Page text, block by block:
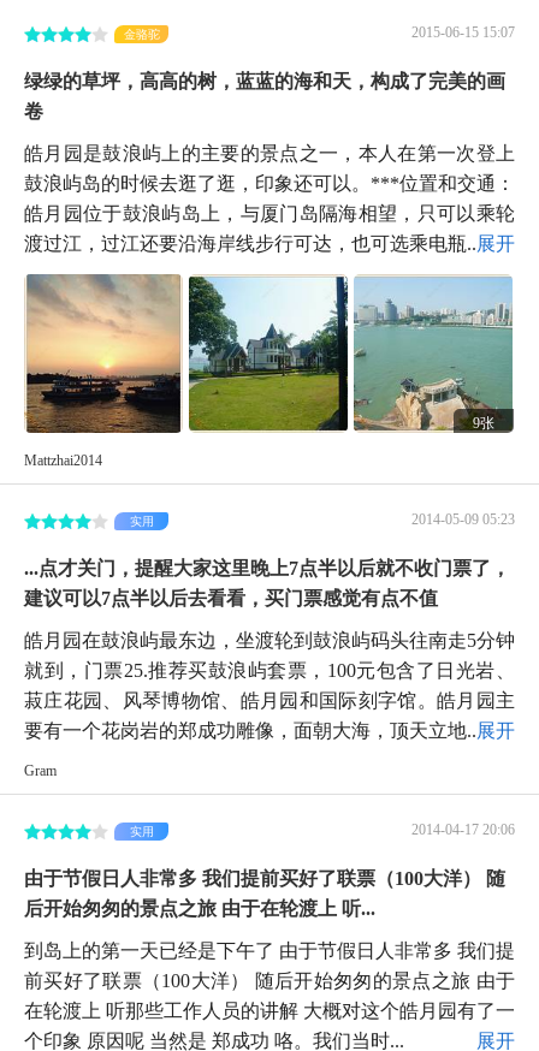
2015-06-15 15:07
金骆驼
绿绿的草坪，高高的树，蓝蓝的海和天，构成了完美的画
卷
皓月园是鼓浪屿上的主要的景点之一，本人在第一次登上
鼓浪屿岛的时候去逛了逛，印象还可以。***位置和交通：
皓月园位于鼓浪屿岛上，与厦门岛隔海相望，只可以乘轮
渡过江，过江还要沿海岸线步行可达，也可选乘电瓶...展开
9张
Mattzhai2014
2014-05-09 05:23
实用
...点才关门，提醒大家这里晚上7点半以后就不收门票了，
建议可以7点半以后去看看，买门票感觉有点不值
皓月园在鼓浪屿最东边，坐渡轮到鼓浪屿码头往南走5分钟
就到，门票25.推荐买鼓浪屿套票，100元包含了日光岩、
菽庄花园、风琴博物馆、皓月园和国际刻字馆。皓月园主
要有一个花岗岩的郑成功雕像，面朝大海，顶天立地...展开
Gram
2014-04-17 20:06
实用
由于节假日人非常多 我们提前买好了联票（100大洋） 随
后开始匆匆的景点之旅 由于在轮渡上 听...
到岛上的第一天已经是下午了 由于节假日人非常多 我们提
前买好了联票（100大洋） 随后开始匆匆的景点之旅 由于
在轮渡上 听那些工作人员的讲解 大概对这个皓月园有了一
个印象 原因呢 当然是 郑成功 咯。我们当时...
展开